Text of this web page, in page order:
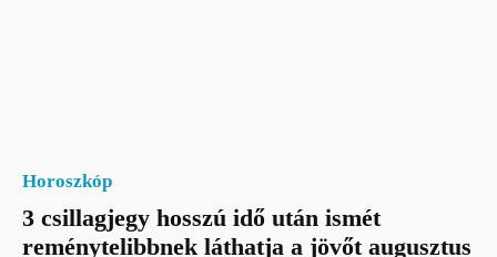
Horoszkóp
3 csillagjegy hosszú idő után ismét
reménytelibbnek láthatja a jövőt augusztus